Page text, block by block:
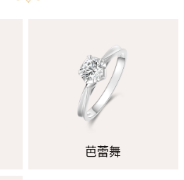
芭蕾舞